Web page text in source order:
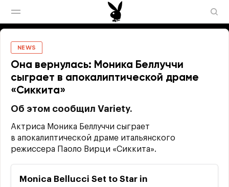
NEWS
Она вернулась: Моника Беллуччи
сыграет в апокалиптической драме
«Сиккита»
Об этом сообщил Variety.
Актриса Моника Беллуччи сыграет
в апокалиптической драме итальянского
режиссера Паоло Вирци «Сиккита».
Monica Bellucci Set to Star in